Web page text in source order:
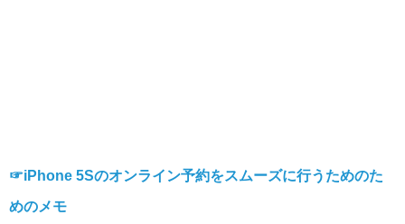
☞iPhone 5Sのオンライン予約をスムーズに行うためのた
めのメモ